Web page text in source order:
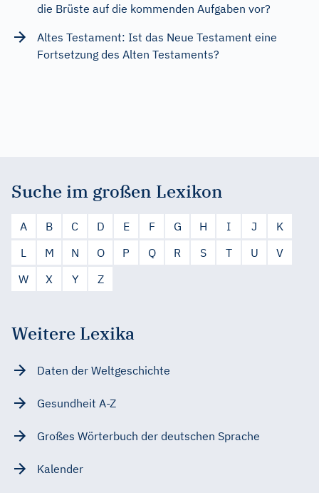
die Brüste auf die kommenden Aufgaben vor?
Altes Testament: Ist das Neue Testament eine
Fortsetzung des Alten Testaments?
Suche im großen Lexikon
A B C D E F G H I J
K
L
M N O P Q R S T U
V
W
X Y Z
Weitere Lexika
Daten der Weltgeschichte
Gesundheit A-Z
Großes Wörterbuch der deutschen Sprache
Kalender